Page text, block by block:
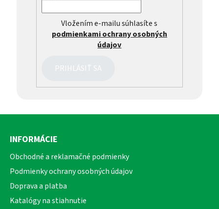
Vložením e-mailu súhlasíte s
podmienkami ochrany osobných
údajov
PRIHLÁSIŤ SA
Z
INFORMÁCIE
Obchodné a reklamačné podmienky
Podmienky ochrany osobných údajov
Doprava a platba
Katalógy na stiahnutie